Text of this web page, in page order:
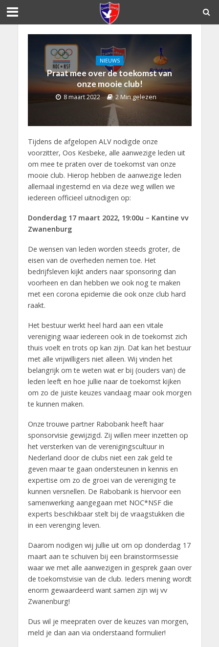
NIEUWS
Praat mee over de toekomst van
onze mooie club!
8 maart 2022 2 Min gelezen
Tijdens de afgelopen ALV nodigde onze
voorzitter, Oos Kesbeke, alle aanwezige leden uit
om mee te praten over de toekomst van onze
mooie club. Hierop hebben de aanwezige leden
allemaal ingestemd en via deze weg willen we
iedereen officieel uitnodigen op:
Donderdag 17 maart 2022, 19:00u – Kantine vv
Zwanenburg
De wensen van leden worden steeds groter, de
eisen van de overheden nemen toe. Het
bedrijfsleven kijkt anders naar sponsoring dan
voorheen en dan hebben we ook nog te maken
met een corona epidemie die ook onze club hard
raakt.
Het bestuur werkt heel hard aan een vitale
vereniging waar iedereen ook in de toekomst zich
thuis voelt en trots op kan zijn. Dat kan het bestuur
met alle vrijwilligers niet alleen. Wij vinden het
belangrijk om te weten wat er bij (ouders van) de
leden leeft en hoe jullie naar de toekomst kijken
om zo de juiste keuzes vandaag maar ook morgen
te kunnen maken.
Onze trouwe partner Rabobank heeft haar
sponsorvisie gewijzigd. Zij willen meer inzetten op
het versterken van de verenigingscultuur in
Nederland door de clubs niet een zak geld te
geven maar te gaan ondersteunen in kennis en
expertise om zo de groei van de vereniging te
kunnen versnellen. De Rabobank is hiervoor een
samenwerking aangegaan met NOC*NSF die
experts beschikbaar stelt bij de vraagstukken die
in een verenging leven.
Daarom nodigen wij jullie uit om op donderdag 17
maart aan te schuiven bij een brainstormsessie
waar we met alle aanwezigen in gesprek gaan over
de toekomstvisie van de club. Ieders mening wordt
enorm gewaardeerd want samen zijn wij vv
Zwanenburg!
Dus wil je meepraten over de keuzes van morgen,
meld je dan aan via onderstaand formulier!